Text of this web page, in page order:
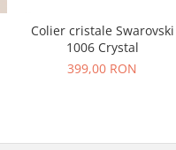
Colier cristale Swarovski
1006 Crystal
399,00 RON